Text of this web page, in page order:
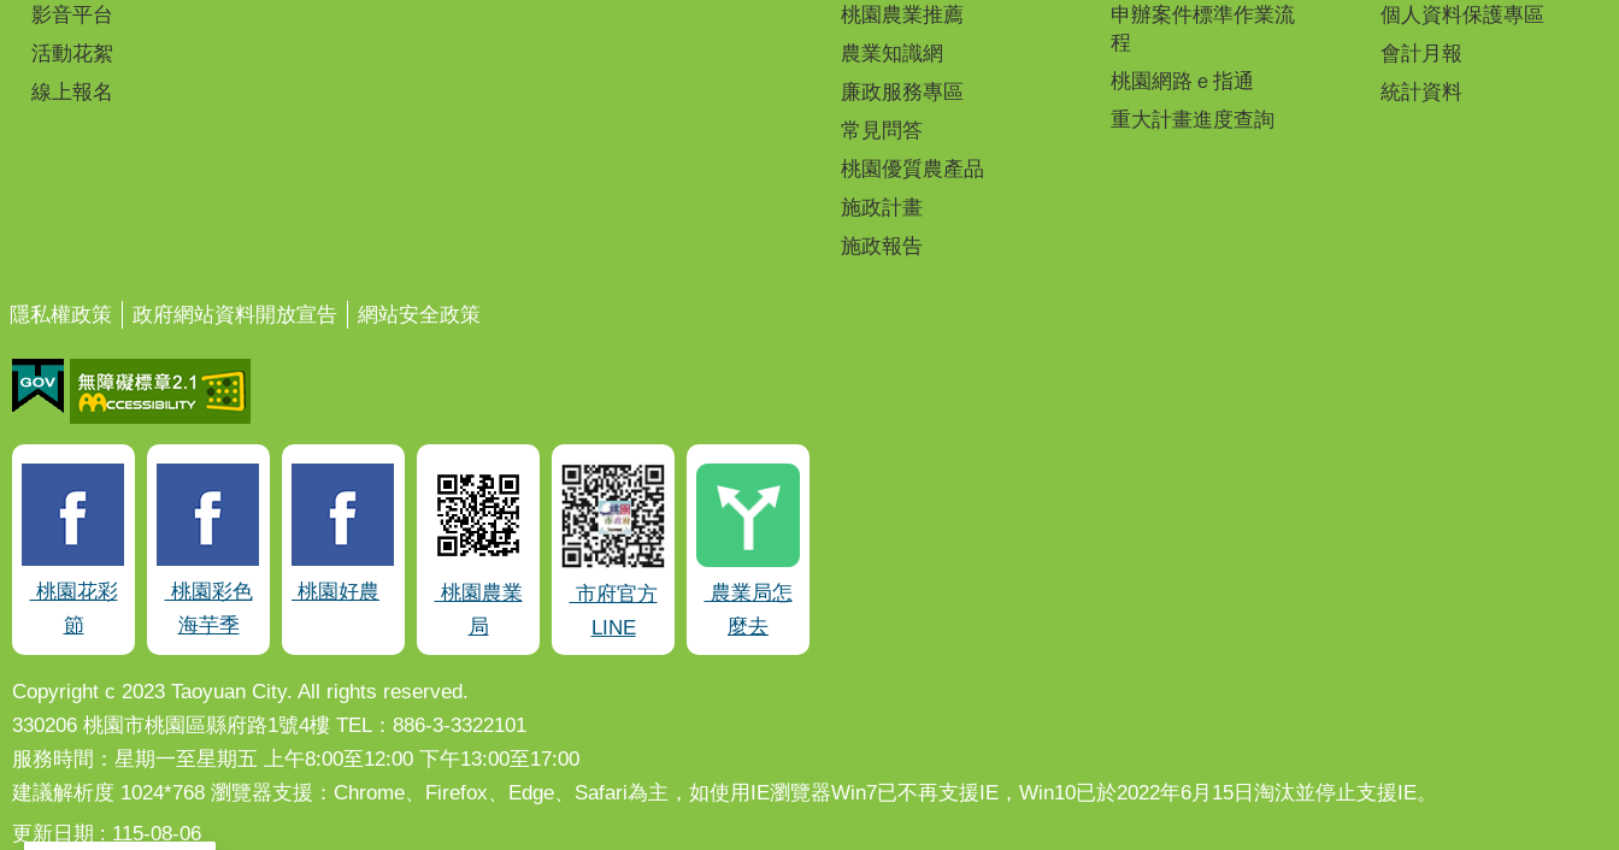
影音平台
活動花絮
線上報名
桃園農業推薦
農業知識網
廉政服務專區
常見問答
桃園優質農產品
施政計畫
施政報告
申辦案件標準作業流
程
桃園網路ｅ指通
重大計畫進度查詢
個人資料保護專區
會計月報
統計資料
隱私權政策 政府網站資料開放宣告 網站安全政策
桃園花彩
節
桃園彩色
海芋季
桃園好農
桃園農業
局
市府官方
LINE
農業局怎
麼去
Copyright c 2023 Taoyuan City. All rights reserved.
330206 桃園市桃園區縣府路1號4樓 TEL：886-3-3322101
服務時間：星期一至星期五 上午8:00至12:00 下午13:00至17:00
建議解析度 1024*768 瀏覽器支援：Chrome、Firefox、Edge、Safari為主，如使用IE瀏覽器Win7已不再支援IE，Win10已於2022年6月15日淘汰並停止支援IE。
更新日期
115-08-06